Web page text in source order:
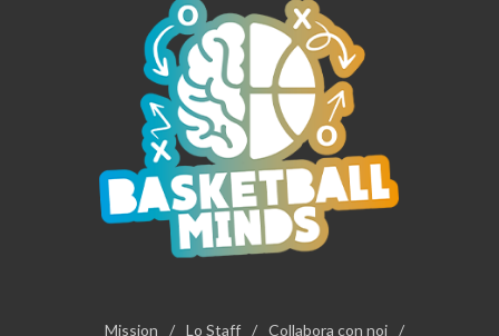
Mission / Lo Staff / Collabora con noi /